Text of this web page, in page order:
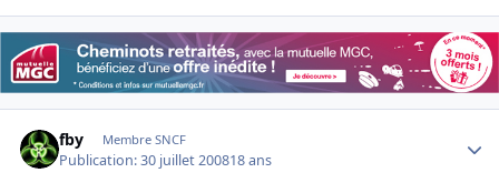
fby Membre SNCF
Publication:30 juillet 200818 ans